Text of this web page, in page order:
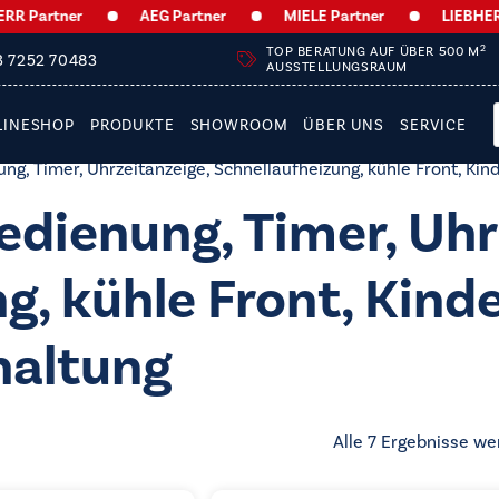
AEG Partner MIELE Partner LIEBHERR
7252 70483 TOP BERATUNG AUF ÜBER 500 M2
AUSSTELLUNGSRAUM
PRODUKTE SHOWROOM ÜBER UNS SERVICE
Timer, Uhrzeitanzeige, Schnellaufheizung, kühle Front,
Timer,
kühle Front,
Alle 7 Ergebnisse